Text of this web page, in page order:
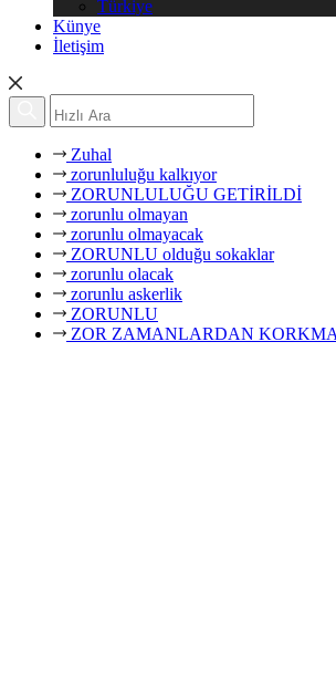
Türkiye
Künye
İletişim
Zuhal
zorunluluğu kalkıyor
ZORUNLULUĞU GETİRİLDİ
zorunlu olmayan
zorunlu olmayacak
ZORUNLU olduğu sokaklar
zorunlu olacak
zorunlu askerlik
ZORUNLU
ZOR ZAMANLARDAN